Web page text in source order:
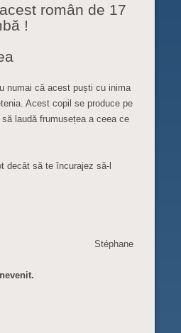
român de 17
!
numai că acest puști cu inima
Acest copil se produce pe
laudă frumusețea a ceea ce
decât să te încurajez să-l
Stéphane